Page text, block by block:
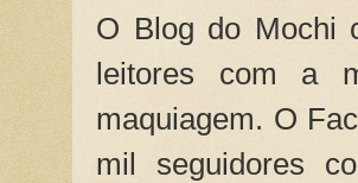
O Blog do Mochi
leitores com a
maquiagem. O
mil seguidores